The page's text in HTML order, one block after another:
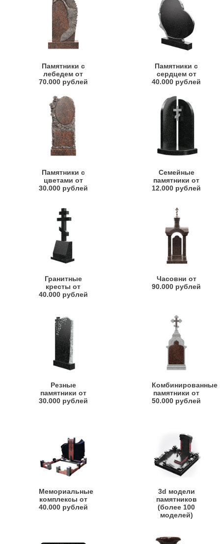
Памятники с
лебедем от
70.000 рублей
Памятники с
сердцем от
40.000 рублей
Памятники с
цветами от
30.000 рублей
Семейные
памятники от
12.000 рублей
Гранитные
кресты от
40.000 рублей
Часовни от
90.000 рублей
Резные
памятники от
30.000 рублей
Комбинированные
памятники от
50.000 рублей
Мемориальные
комплексы от
40.000 рублей
3d модели
памятников
(более 100
моделей)